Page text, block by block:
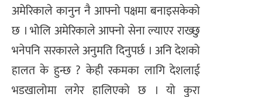
अमेरिकाले कानुन नै आफ्नो पक्षमा बनाइसकेको
छ । भोलि अमेरिकाले आफ्नो सेना ल्याएर राख्छु
भनेपनि सरकारले अनुमति दिनुपर्छ । अनि देशको
हालत के हुन्छ ? केही रकमका लागि देशलाई
भडखालोमा लगेर हालिएको छ । यो कुरा